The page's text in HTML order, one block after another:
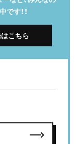
です！！
こちら